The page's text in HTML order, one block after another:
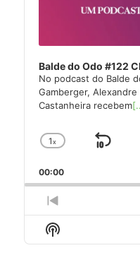
Balde do Odo #122
No podcast do Balde
Gamberger,
Castanheira recebem
Change
Rate
1x
Skip
00:00
Previous
Episode
Show
Podcast